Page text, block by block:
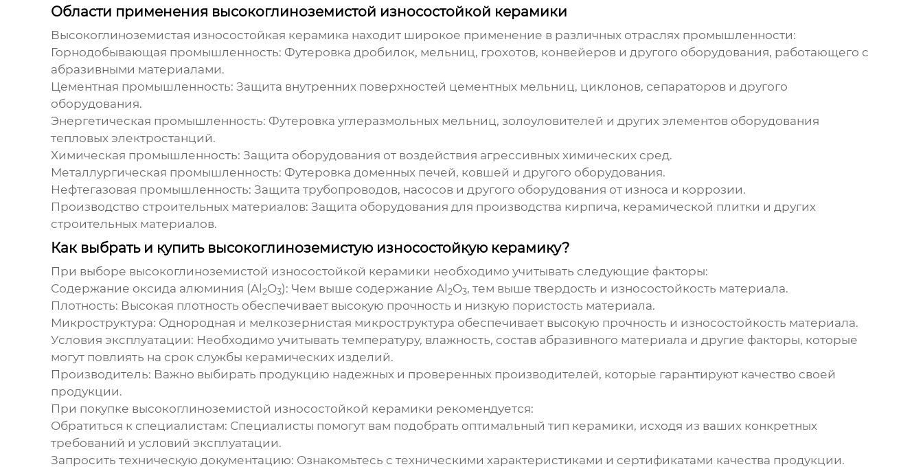
Области применения высокоглиноземистой износостойкой керамики
Высокоглиноземистая износостойкая керамика находит широкое применение в различных отраслях промышленности:
Горнодобывающая промышленность: Футеровка дробилок, мельниц, грохотов, конвейеров и другого оборудования, работающего с
абразивными материалами.
Цементная промышленность: Защита внутренних поверхностей цементных мельниц, циклонов, сепараторов и другого
оборудования.
Энергетическая промышленность: Футеровка углеразмольных мельниц, золоуловителей и других элементов оборудования
тепловых электростанций.
Химическая промышленность: Защита оборудования от воздействия агрессивных химических сред.
Металлургическая промышленность: Футеровка доменных печей, ковшей и другого оборудования.
Нефтегазовая промышленность: Защита трубопроводов, насосов и другого оборудования от износа и коррозии.
Производство строительных материалов: Защита оборудования для производства кирпича, керамической плитки и других
строительных материалов.
Как выбрать и купить высокоглиноземистую износостойкую керамику?
При выборе высокоглиноземистой износостойкой керамики необходимо учитывать следующие факторы:
Содержание оксида алюминия (Al2O3): Чем выше содержание Al2O3, тем выше твердость и износостойкость материала.
Плотность: Высокая плотность обеспечивает высокую прочность и низкую пористость материала.
Микроструктура: Однородная и мелкозернистая микроструктура обеспечивает высокую прочность и износостойкость материала.
Условия эксплуатации: Необходимо учитывать температуру, влажность, состав абразивного материала и другие факторы, которые
могут повлиять на срок службы керамических изделий.
Производитель: Важно выбирать продукцию надежных и проверенных производителей, которые гарантируют качество своей
продукции.
При покупке высокоглиноземистой износостойкой керамики рекомендуется:
Обратиться к специалистам: Специалисты помогут вам подобрать оптимальный тип керамики, исходя из ваших конкретных
требований и условий эксплуатации.
Запросить техническую документацию: Ознакомьтесь с техническими характеристиками и сертификатами качества продукции.